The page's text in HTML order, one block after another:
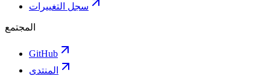
سجل التغييرات
المجتمع
GitHub
المنتدى